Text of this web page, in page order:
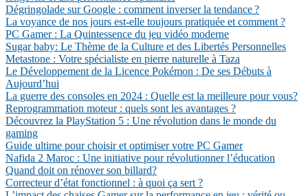
Dégringolade sur Google : comment inverser la tendance ?
La voyance de nos jours est-elle toujours pratiquée et comment ?
PC Gamer : La Quintessence du jeu vidéo moderne
Sugar baby: Le Thème de la Culture et des Libertés Personnelles
Metastone : Votre spécialiste en pierre naturelle à Taza
Le Développement de la Licence Pokémon : De ses Débuts à
Aujourd’hui
La guerre des consoles en 2024 : Quelle est la meilleure pour vous?
Reprogrammation moteur : quels sont les avantages ?
Découvrez la PlayStation 5 : Une révolution dans le monde du
gaming
Guide ultime pour choisir et optimiser votre PC Gamer
Nafida 2 Maroc : Une initiative pour révolutionner l’éducation
Quand doit on rénover son billard?
Correcteur d’état fonctionnel : à quoi ça sert ?